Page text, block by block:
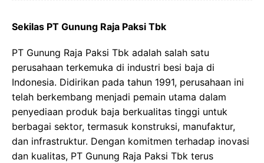
Sekilas PT Gunung Raja Paksi Tbk
PT Gunung Raja Paksi Tbk adalah salah satu
perusahaan terkemuka di industri besi baja di
Indonesia. Didirikan pada tahun 1991, perusahaan ini
telah berkembang menjadi pemain utama dalam
penyediaan produk baja berkualitas tinggi untuk
berbagai sektor, termasuk konstruksi, manufaktur,
dan infrastruktur. Dengan komitmen terhadap inovasi
dan kualitas, PT Gunung Raja Paksi Tbk terus